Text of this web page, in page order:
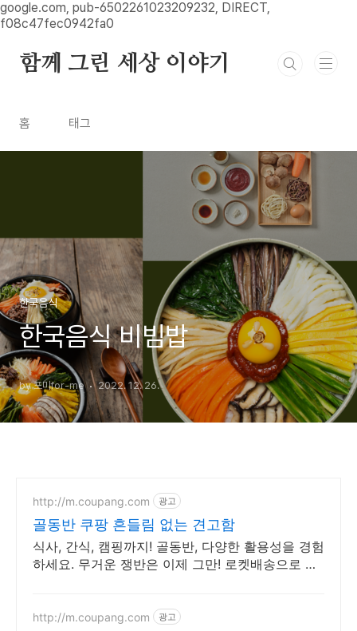
google.com, pub-6502261023209232, DIRECT,
f08c47fec0942fa0
본문 바로가기
함께 그린 세상 이야기
홈 태그
한국음식
한국음식 비빔밥
by 포미for-me 2022. 12. 26.
http://m.coupang.com 광고
골동반 쿠팡 흔들림 없는 견고함
식사, 간식, 캠핑까지! 골동반, 다양한 활용성을 경험
하세요. 무거운 쟁반은 이제 그만! 로켓배송으로 가
http://m.coupang.com 광고